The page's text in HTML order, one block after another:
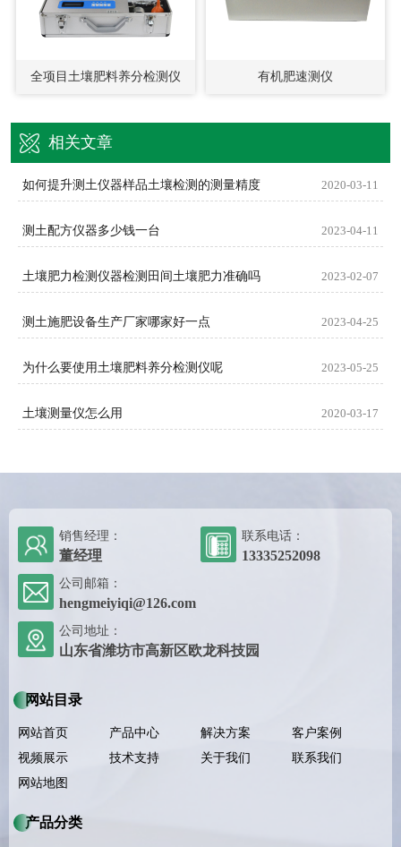
全项目土壤肥料养分检测仪 有机肥速测仪
相关文章
如何提升测土仪器样品土壤检测的测量精度 2020-03-11
测土配方仪器多少钱一台 2023-04-11
土壤肥力检测仪器检测田间土壤肥力准确吗 2023-02-07
测土施肥设备生产厂家哪家好一点 2023-04-25
为什么要使用土壤肥料养分检测仪呢 2023-05-25
土壤测量仪怎么用 2020-03-17
销售经理：
董经理
联系电话：
13335252098
公司邮箱：
hengmeiyiqi@126.com
公司地址：
山东省潍坊市高新区欧龙科技园
网站目录
网站首页 产品中心 解决方案
客户案例
视频展示
技术支持 关于我们
联系我们
网站地图
产品分类